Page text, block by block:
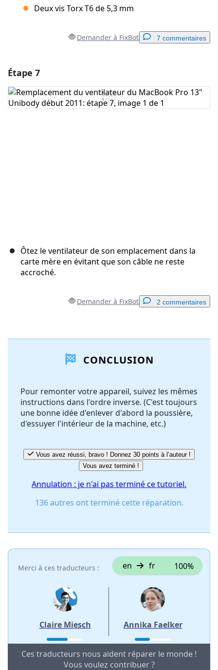
Deux vis Torx T6 de 5,3 mm
Demander à FixBot 7 commentaires
Ajouter un commentaire
Étape 7
Ôtez le ventilateur de son emplacement dans la
carte mère en évitant que son câble ne reste
accroché.
Demander à FixBot 2 commentaires
Ajouter un commentaire
Annuler Publier un commentaire
CONCLUSION
Pour remonter votre appareil, suivez les mêmes
instructions dans l'ordre inverse. (C'est toujours
une bonne idée d'enlever d'abord la poussière,
d'essuyer l'intérieur de la machine, etc.)
Vous avez réussi, bravo ! Donnez 30 points à l’auteur !
Vous avez terminé !
Annulation : je n'ai pas terminé ce tutoriel.
136 autres ont terminé cette réparation.
Merci à ces traducteurs : en fr 100%
Claire Miesch Annika Faelker
Ces traducteurs nous aident réparer le monde !
Vous voulez contribuer ?